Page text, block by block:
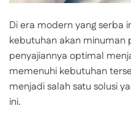
Di era modern yang serba
kebutuhan akan minuman
penyajiannya optimal
memenuhi kebutuhan
menjadi salah satu solusi
ini.